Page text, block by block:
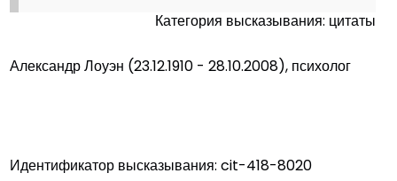
Категория высказывания: цитаты
Александр Лоуэн (23.12.1910 - 28.10.2008), психолог
Идентификатор высказывания: cit-418-8020